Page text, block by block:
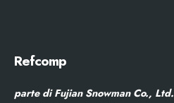
Refcomp
parte di Fujian Snowman Co., Ltd.